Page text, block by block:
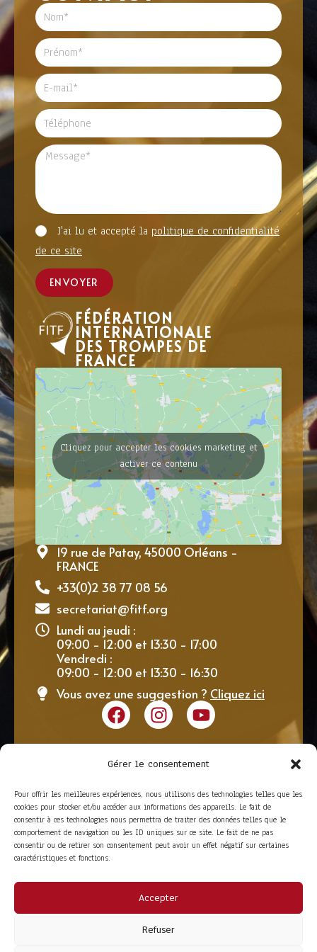
Gérer le consentement
Pour offrir les meilleures expériences, nous utilisons des technologies telles que les
cookies pour stocker et/ou accéder aux informations des appareils. Le fait de
consentir à ces technologies nous permettra de traiter des données telles que le
comportement de navigation ou les ID uniques sur ce site. Le fait de ne pas
consentir ou de retirer son consentement peut avoir un effet négatif sur certaines
caractéristiques et fonctions.
Accepter
Refuser
J'ai lu et accepté la politique de confidentialité
de ce site
ENVOYER
FÉDÉRATION
INTERNATIONALE
DES TROMPES DE
FRANCE
Cliquez pour accepter les cookies marketing et
activer ce contenu
19 rue de Patay, 45000 Orléans -
FRANCE
+33(0)2 38 77 08 56
secretariat@fitf.org
Lundi au jeudi :
09:00 - 12:00 et 13:30 - 17:00
Vendredi :
09:00 - 12:00 et 13:30 - 16:30
Vous avez une suggestion ? Cliquez ici
Adhérer